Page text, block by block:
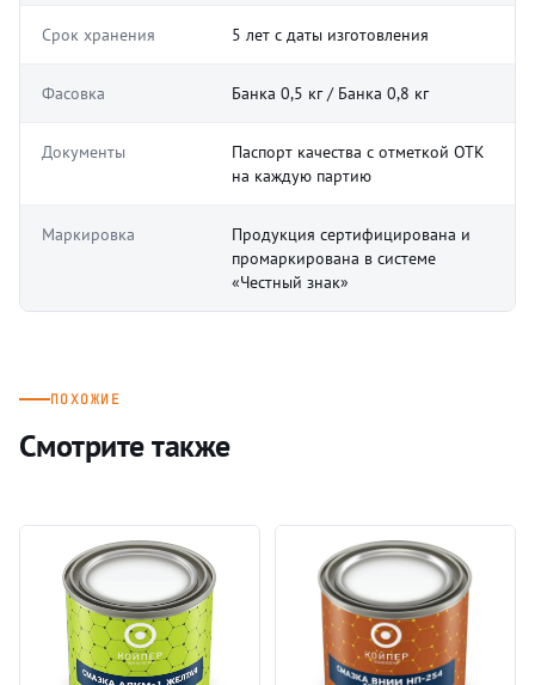
Срок хранения 5 лет с даты изготовления
Фасовка Банка 0,5 кг / Банка 0,8 кг
Документы
Паспорт качества с отметкой ОТК
на каждую партию
Маркировка
Продукция сертифицирована и
промаркирована в системе
«Честный знак»
ПОХОЖИЕ
Смотрите также